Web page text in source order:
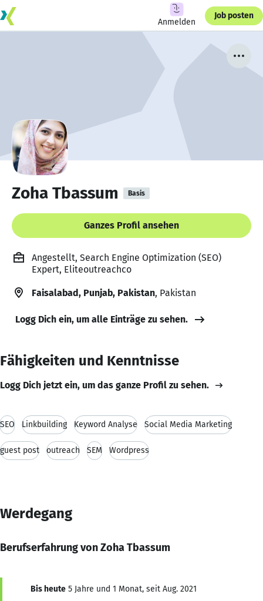
Anmelden
Job posten
Zoha Tbassum Basis
Ganzes Profil ansehen
Angestellt, Search Engine Optimization (SEO)
Expert, Eliteoutreachco
Faisalabad, Punjab, Pakistan, Pakistan
Logg Dich ein, um alle Einträge zu sehen.
Fähigkeiten und Kenntnisse
Logg Dich jetzt ein, um das ganze Profil zu sehen.
SEO Linkbuilding Keyword Analyse Social Media Marketing
guest post outreach SEM Wordpress
Werdegang
Berufserfahrung von Zoha Tbassum
Bis heute 5 Jahre und 1 Monat, seit Aug. 2021